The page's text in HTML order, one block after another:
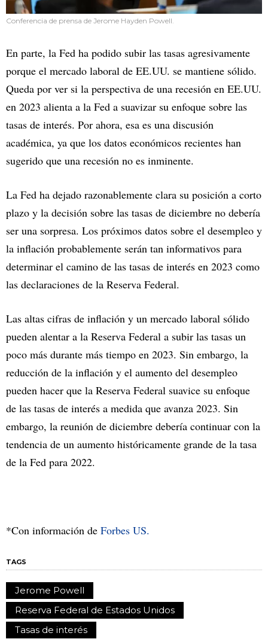
Conferencia de prensa de Jerome Hayden Powell.
En parte, la Fed ha podido subir las tasas agresivamente
porque el mercado laboral de EE.UU. se mantiene sólido.
Queda por ver si la perspectiva de una recesión en EE.UU.
en 2023 alienta a la Fed a suavizar su enfoque sobre las
tasas de interés. Por ahora, esa es una discusión
académica, ya que los datos económicos recientes han
sugerido que una recesión no es inminente.
La Fed ha dejado razonablemente clara su posición a corto
plazo y la decisión sobre las tasas de diciembre no debería
ser una sorpresa. Los próximos datos sobre el desempleo y
la inflación probablemente serán tan informativos para
determinar el camino de las tasas de interés en 2023 como
las declaraciones de la Reserva Federal.
Las altas cifras de inflación y un mercado laboral sólido
pueden alentar a la Reserva Federal a subir las tasas un
poco más durante más tiempo en 2023. Sin embargo, la
reducción de la inflación y el aumento del desempleo
pueden hacer que la Reserva Federal suavice su enfoque
de las tasas de interés a medida que avanza 2023. Sin
embargo, la reunión de diciembre debería continuar con la
tendencia de un aumento históricamente grande de la tasa
de la Fed para 2022.
*Con información de Forbes US.
TAGS
Jerome Powell
Reserva Federal de Estados Unidos
Tasas de interés